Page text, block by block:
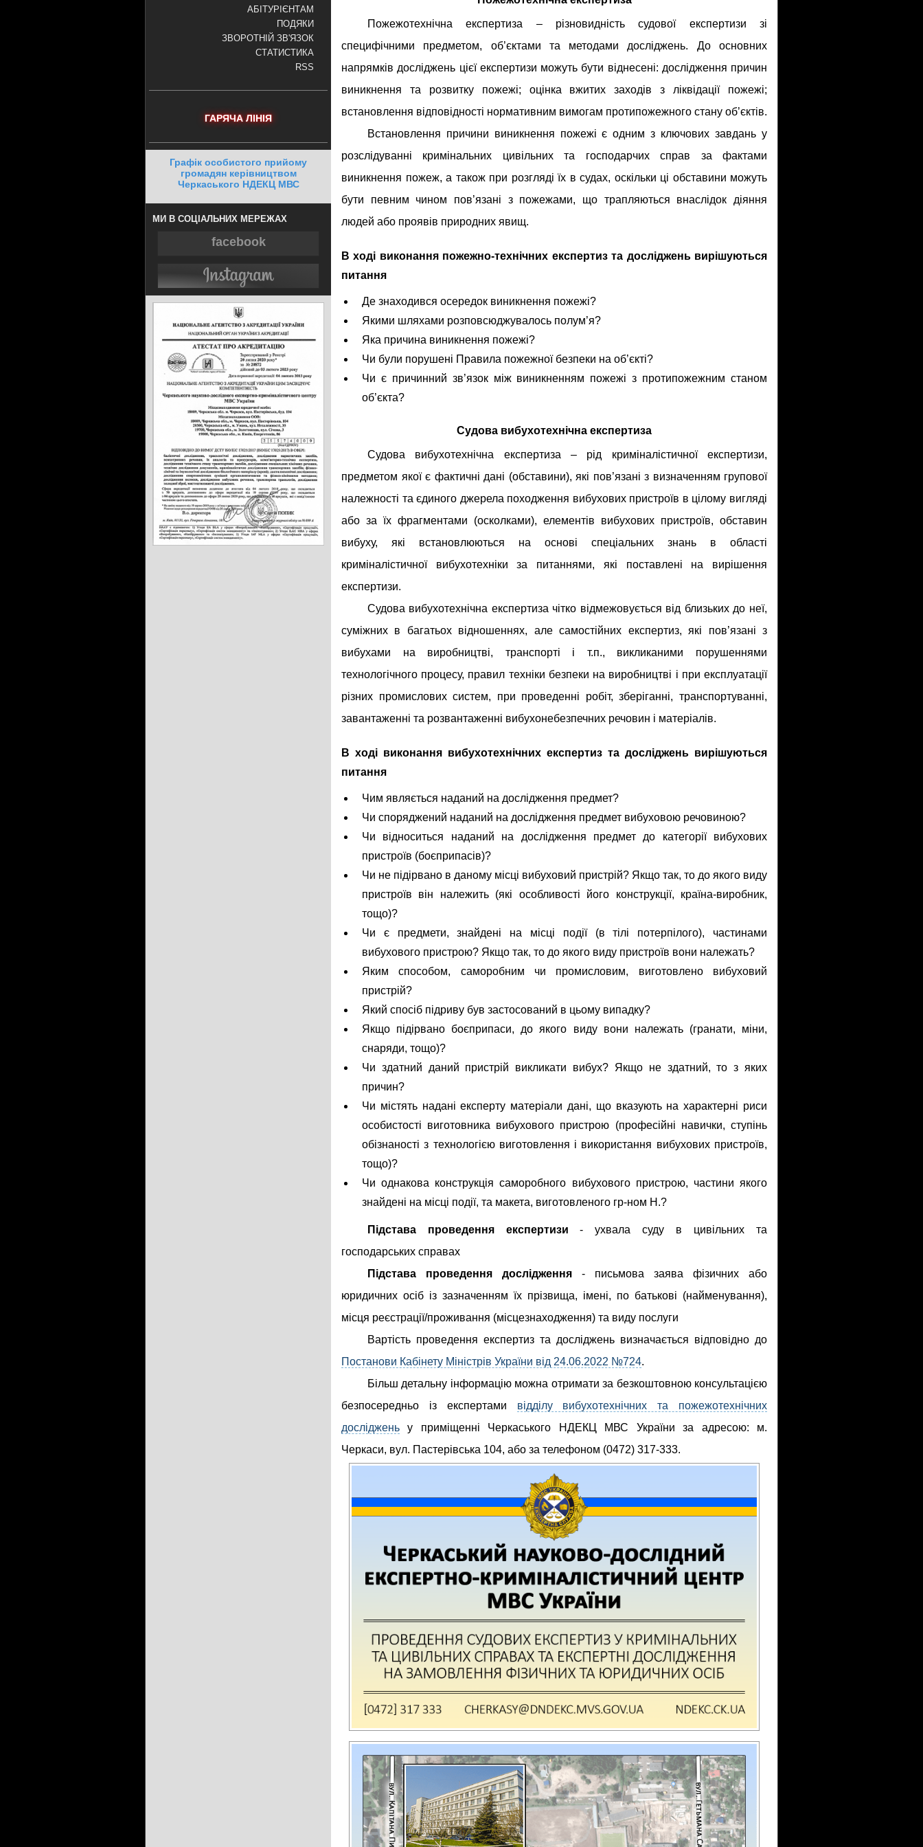
АБІТУРІЄНТАМ
ПОДЯКИ
ЗВОРОТНІЙ ЗВ'ЯЗОК
СТАТИСТИКА
RSS
ГАРЯЧА ЛІНІЯ
Графік особистого прийому
громадян керівництвом
Черкаського НДЕКЦ МВС
МИ В СОЦІАЛЬНИХ МЕРЕЖАХ
facebook
Пожежотехнічна експертиза – різновидність судової експертизи зі
специфічними предметом, об’єктами та методами досліджень. До основних
напрямків досліджень цієї експертизи можуть бути віднесені: дослідження причин
виникнення та розвитку пожежі; оцінка вжитих заходів з ліквідації пожежі;
встановлення відповідності нормативним вимогам протипожежного стану об’єктів.
Встановлення причини виникнення пожежі є одним з ключових завдань у
розслідуванні кримінальних цивільних та господарчих справ за фактами
виникнення пожеж, а також при розгляді їх в судах, оскільки ці обставини можуть
бути певним чином пов’язані з пожежами, що трапляються внаслідок діяння
людей або проявів природних явищ.
В ході виконання пожежно-технічних експертиз та досліджень вирішуються
питання
Де знаходився осередок виникнення пожежі?
Якими шляхами розповсюджувалось полум’я?
Яка причина виникнення пожежі?
Чи були порушені Правила пожежної безпеки на об’єкті?
Чи є причинний зв’язок між виникненням пожежі з протипожежним станом
об’єкта?
Судова вибухотехнічна експертиза
Судова вибухотехнічна експертиза – рід криміналістичної експертизи,
предметом якої є фактичні дані (обставини), які пов’язані з визначенням групової
належності та єдиного джерела походження вибухових пристроїв в цілому вигляді
або за їх фрагментами (осколками), елементів вибухових пристроїв, обставин
вибуху, які встановлюються на основі спеціальних знань в області
криміналістичної вибухотехніки за питаннями, які поставлені на вирішення
експертизи.
Судова вибухотехнічна експертиза чітко відмежовується від близьких до неї,
суміжних в багатьох відношеннях, але самостійних експертиз, які пов’язані з
вибухами на виробництві, транспорті і т.п., викликаними порушеннями
технологічного процесу, правил техніки безпеки на виробництві і при експлуатації
різних промислових систем, при проведенні робіт, зберіганні, транспортуванні,
завантаженні та розвантаженні вибухонебезпечних речовин і матеріалів.
В ході виконання вибухотехнічних експертиз та досліджень вирішуються
питання
Чим являється наданий на дослідження предмет?
Чи споряджений наданий на дослідження предмет вибуховою речовиною?
Чи відноситься наданий на дослідження предмет до категорії вибухових
пристроїв (боєприпасів)?
Чи не підірвано в даному місці вибуховий пристрій? Якщо так, то до якого виду
пристроїв він належить (які особливості його конструкції, країна-виробник,
тощо)?
Чи є предмети, знайдені на місці події (в тілі потерпілого), частинами
вибухового пристрою? Якщо так, то до якого виду пристроїв вони належать?
Яким способом, саморобним чи промисловим, виготовлено вибуховий
пристрій?
Який спосіб підриву був застосований в цьому випадку?
Якщо підірвано боєприпаси, до якого виду вони належать (гранати, міни,
снаряди, тощо)?
Чи здатний даний пристрій викликати вибух? Якщо не здатний, то з яких
причин?
Чи містять надані експерту матеріали дані, що вказують на характерні риси
особистості виготовника вибухового пристрою (професійні навички, ступінь
обізнаності з технологією виготовлення і використання вибухових пристроїв,
тощо)?
Чи однакова конструкція саморобного вибухового пристрою, частини якого
знайдені на місці події, та макета, виготовленого гр-ном Н.?
Підстава проведення експертизи - ухвала суду в цивільних та
господарських справах
Підстава проведення дослідження- письмова заява фізичних або
юридичних осіб із зазначенням їх прізвища, імені, по батькові (найменування),
місця реєстрації/проживання (місцезнаходження) та виду послуги
Вартість проведення експертиз та досліджень визначається відповідно до
Постанови Кабінету Міністрів України від 24.06.2022 №724.
Більш детальну інформацію можна отримати за безкоштовною консультацією
безпосередньо із експертами відділу вибухотехнічних та пожежотехнічних
досліджень у приміщенні Черкаського НДЕКЦ МВС України за адресою: м.
Черкаси, вул. Пастерівська 104, або за телефоном (0472) 317-333.